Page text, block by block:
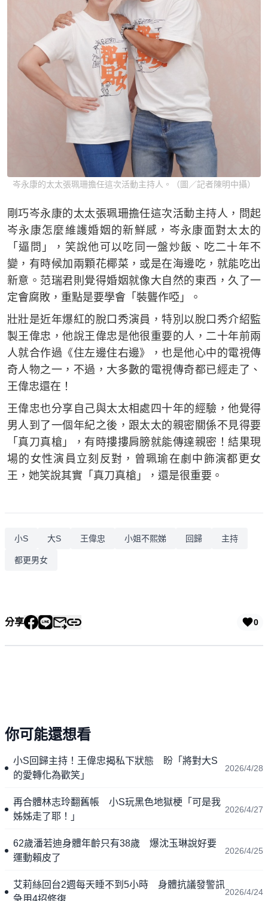
岑永康的太太張珮珊擔任這次活動主持人。（圖／記者陳明中攝）
剛巧岑永康的太太張珮珊擔任這次活動主持人，問起
岑永康怎麼維護婚姻的新鮮感，岑永康面對太太的
「逼問」，笑說他可以吃同一盤炒飯、吃二十年不
變，有時候加兩顆花椰菜，或是在海邊吃，就能吃出
新意。范瑞君則覺得婚姻就像大自然的東西，久了一
定會腐敗，重點是要學會「裝聾作啞」。
壯壯是近年爆紅的脫口秀演員，特別以脫口秀介紹監
製王偉忠，他說王偉忠是他很重要的人，二十年前兩
人就合作過《住左邊住右邊》，也是他心中的電視傳
奇人物之一，不過，大多數的電視傳奇都已經走了、
王偉忠還在！
王偉忠也分享自己與太太相處四十年的經驗，他覺得
男人到了一個年紀之後，跟太太的親密關係不見得要
「真刀真槍」，有時摟摟肩膀就能傳達親密！結果現
場的女性演員立刻反對，曾珮瑜在劇中飾演都更女
王，她笑說其實「真刀真槍」，還是很重要。
小S 大S 王偉忠 小姐不熙娣 回歸 主持
都更男女
分享 0
你可能還想看
小S回歸主持！王偉忠揭私下狀態 盼「將對大S
的愛轉化為歡笑」
2026/4/28
再合體林志玲翻舊帳 小S玩黑色地獄梗「可是我
姊姊走了耶！」
2026/4/27
62歲潘若迪身體年齡只有38歲 爆沈玉琳說好要
運動賴皮了
2026/4/25
艾莉絲回台2週每天睡不到5小時 身體抗議發警訊
2026/4/24